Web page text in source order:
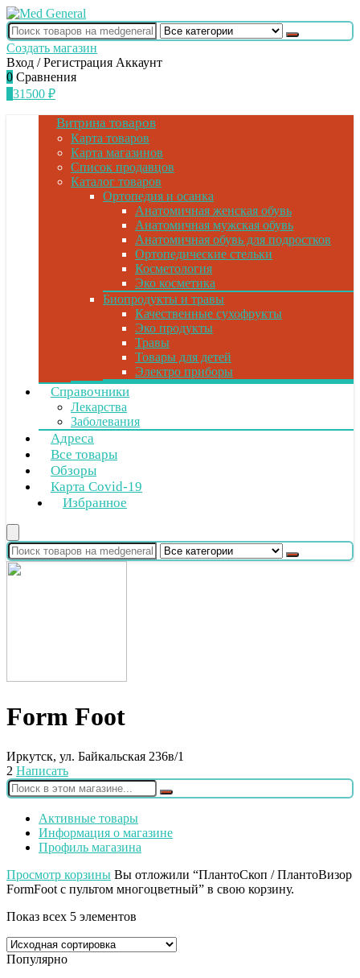
Создать магазин
Вход / Регистрация Аккаунт
0 Сравнения
31500 ₽
Витрина товаров
Карта товаров
Карта магазинов
Список продавцов
Каталог товаров
Ортопедия и осанка
Анатомичная женская обувь
Анатомичная мужская обувь
Анатомичная обувь для подростков
Ортопедические стельки
Косметология
Эко косметика
Биопродукты и травы
Качественные сухофрукты
Эко продукты
Травы
Товары для детей
Электро приборы
Справочники
Лекарства
Заболевания
Адреса
Все товары
Обзоры
Карта Covid-19
Избранное
Form Foot
Иркутск, ул. Байкальская 236в/1
2 Написать
Активные товары
Информация о магазине
Профиль магазина
Просмотр корзины Вы отложили “ПлантоСкоп / ПлантоВизор
FormFoot с пультом многоцветный” в свою корзину.
Показ всех 5 элементов
Популярно